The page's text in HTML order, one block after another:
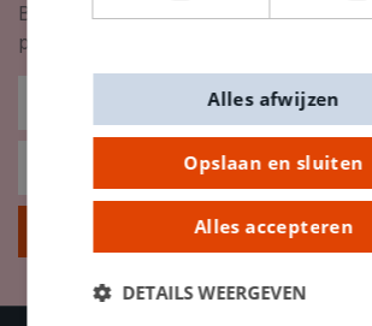
Blijf op de hoogte van nieuwigheden,
promoties en meer!
Opslaan en sluiten
Alles accepteren
Alles afwijzen
DETAILS WEERGEVEN